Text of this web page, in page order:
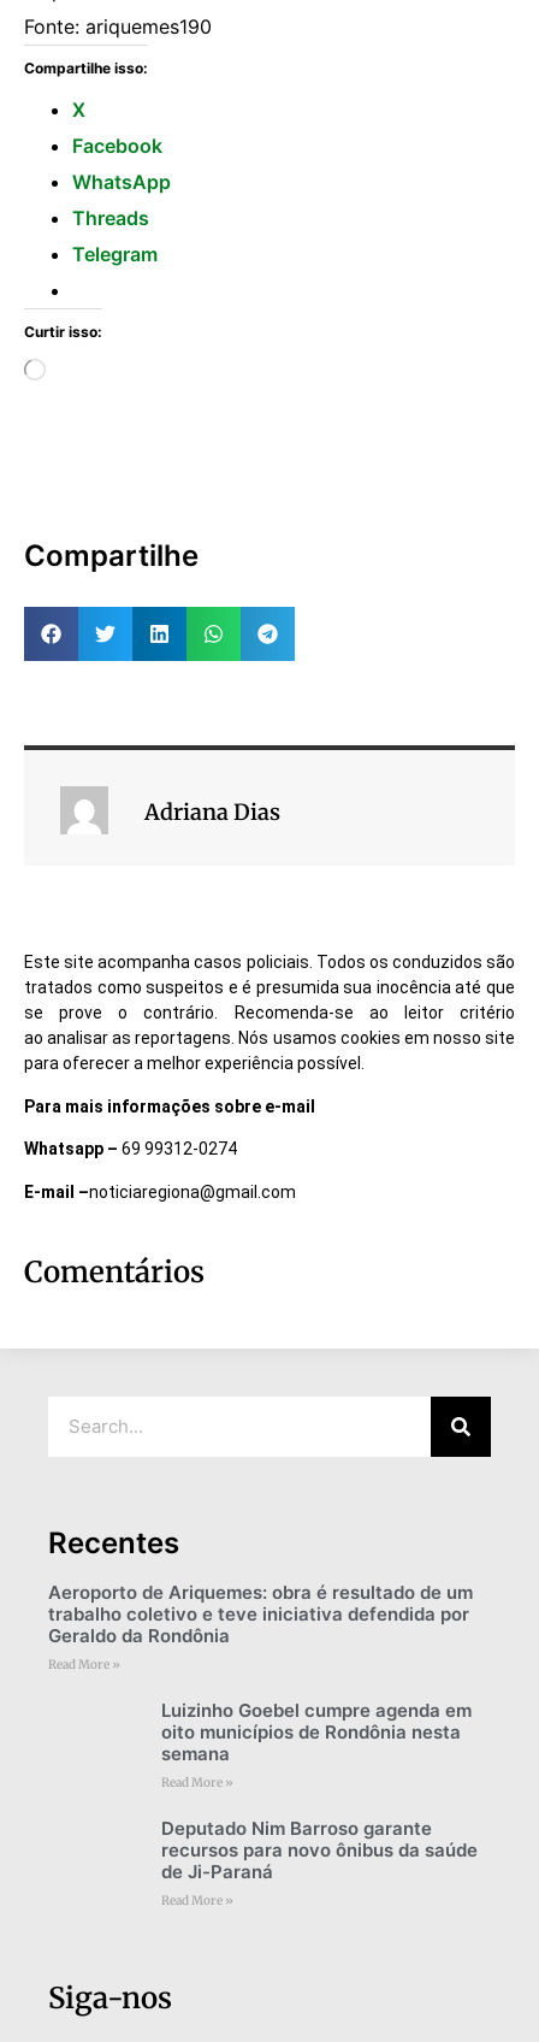
Fonte: ariquemes190
Compartilhe isso:
X
Facebook
WhatsApp
Threads
Telegram
Curtir isso:
Compartilhe
Adriana Dias
Este site acompanha casos policiais. Todos os conduzidos são
tratados como suspeitos e é presumida sua inocência até que
se prove o contrário. Recomenda-se ao leitor critério
ao analisar as reportagens. Nós usamos cookies em nosso site
para oferecer a melhor experiência possível.
Para mais informações sobre e-mail
Whatsapp – 69 99312-0274
E-mail –noticiaregiona@gmail.com
Comentários
Recentes
Aeroporto de Ariquemes: obra é resultado de um
trabalho coletivo e teve iniciativa defendida por
Geraldo da Rondônia
Read More »
Luizinho Goebel cumpre agenda em
oito municípios de Rondônia nesta
semana
Read More »
Deputado Nim Barroso garante
recursos para novo ônibus da saúde
de Ji-Paraná
Read More »
Siga-nos